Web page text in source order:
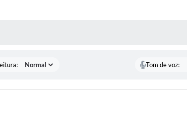
Tom de voz: